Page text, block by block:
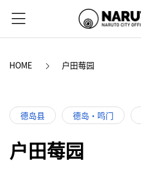
HOME 户田莓园
德岛县 德岛・鸣门
户田莓园